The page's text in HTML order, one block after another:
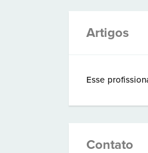
Artigos
Esse
Contato